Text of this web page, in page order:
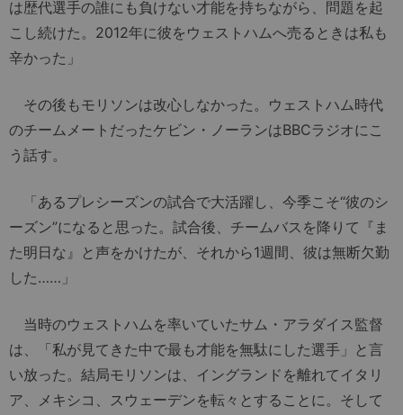
は歴代選手の誰にも負けない才能を持ちながら、問題を起
こし続けた。2012年に彼をウェストハムへ売るときは私も
辛かった」
その後もモリソンは改心しなかった。ウェストハム時代
のチームメートだったケビン・ノーランはBBCラジオにこ
う話す。
「あるプレシーズンの試合で大活躍し、今季こそ“彼のシ
ーズン”になると思った。試合後、チームバスを降りて『ま
た明日な』と声をかけたが、それから1週間、彼は無断欠勤
した……」
当時のウェストハムを率いていたサム・アラダイス監督
は、「私が見てきた中で最も才能を無駄にした選手」と言
い放った。結局モリソンは、イングランドを離れてイタリ
ア、メキシコ、スウェーデンを転々とすることに。そして